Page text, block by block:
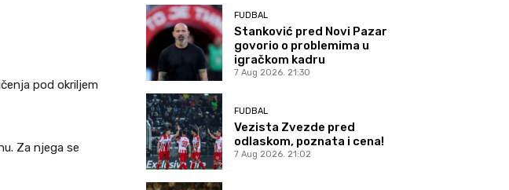
pod okriljem
Za njega se
FUDBAL
Stanković pred Novi Pazar
govorio o problemima u
igračkom kadru
7 Aug 2026. 21:30
FUDBAL
Vezista Zvezde pred
odlaskom, poznata i cena!
7 Aug 2026. 21:02